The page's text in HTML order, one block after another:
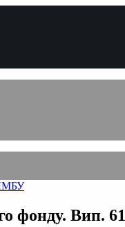
фонду. Вип. 61